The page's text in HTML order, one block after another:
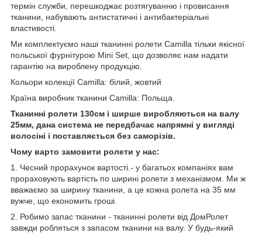
термін служби, перешкоджає розтягуванню і провисання
тканини, набувають антистатичні і антибактеріальні
властивості.
Ми комплектуємо наші тканинні ролети Camilla тільки якісної
польської фурнітурою Mini Set, що дозволяє нам надати
гарантію на вироблену продукцію.
Кольори колекції Camilla: білий, жовтий
Країна виробник тканини Camilla: Польща.
Тканинні ролети 130см і ширше виробляються на валу
25мм, дана система не передбачає напрямні у вигляді
волосіні і поставляється без саморізів.
Чому варто замовити ролети у нас:
1. Чесний прорахунок вартості.- у багатьох компаніях вам
прораховують вартість по ширині ролети з механізмом. Ми ж
вважаємо за ширину тканини, а це кожна ролета на 35 мм
вужче, що економить гроші.
2. Робимо запас тканини - тканинні ролети від ДомРолет
завжди робляться з запасом тканини на валу. У будь-який